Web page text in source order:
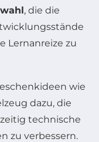
, die die
Lernanreize zu
wie
dazu, die
technische
zu verbessern.